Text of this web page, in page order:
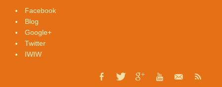
Facebook
Blog
Google+
Twitter
IWIW